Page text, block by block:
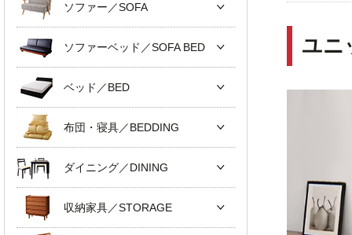
ユニ
ソファー／SOFA
ソファーベッド／SOFA BED
ベッド／BED
布団・寝具／BEDDING
ダイニング／DINING
収納家具／STORAGE